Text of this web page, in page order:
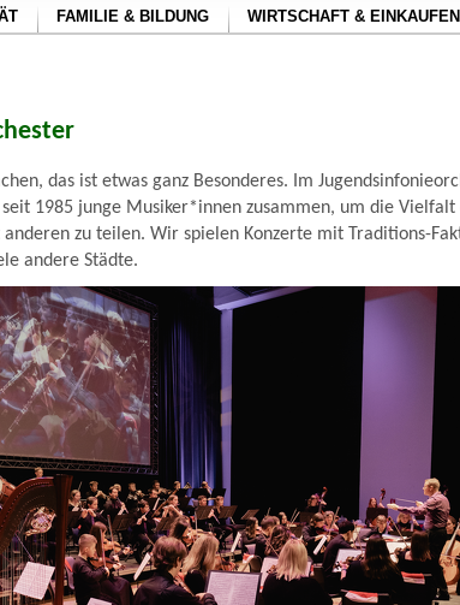
FAMILIE & BILDUNG WIRTSCHAFT & EINKAUFEN
das ist etwas ganz Besonderes. Im
seit 1985 junge Musiker*innen zusammen, um die
zu teilen. Wir spielen Konzerte mit Traditions-
andere Städte.